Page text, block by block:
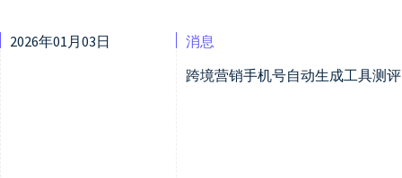
2026年01月03日
消息
跨境营销手机号自动生成工具测